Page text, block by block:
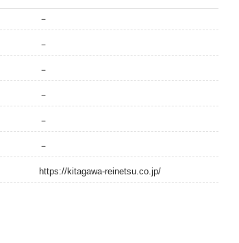
－
－
－
－
－
－
https://kitagawa-reinetsu.co.jp/